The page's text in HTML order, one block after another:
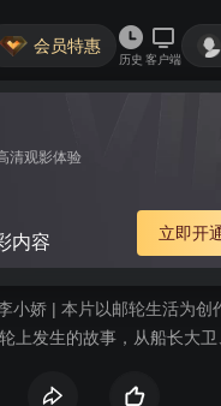
会员特惠
历史 客户端
清观影体验
内容 立即开
小娇 | 本片以邮轮生活为创
上发生的故事，从船长大卫
工作人员主视角出发，每集